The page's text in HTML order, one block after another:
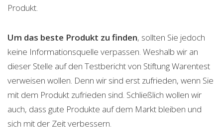
Produkt.
Um das beste Produkt zu finden, sollten Sie jedoch
keine Informationsquelle verpassen. Weshalb wir an
dieser Stelle auf den Testbericht von Stiftung Warentest
verweisen wollen. Denn wir sind erst zufrieden, wenn Sie
mit dem Produkt zufrieden sind. Schließlich wollen wir
auch, dass gute Produkte auf dem Markt bleiben und
sich mit der Zeit verbessern.